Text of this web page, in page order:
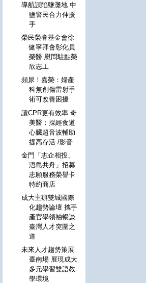
導航誤陷鹽灘地 中
鹽警民合力伸援
手
榮民榮眷基金會徐
健寧拜會彰化員
榮醫 慰問駐點榮
欣志工
頻尿！嘉榮：婦產
科無創傷雷射手
術可改善困擾
讓CPR更有效率 奇
美醫：採經食道
心臟超音波輔助
提高存活 /影音
金門「志企相投、
浯島共舟」招募
志願服務榮譽卡
特約商店
成大主辦雙城國際
化趨勢論壇 攜手
產官學領袖暢談
臺灣人才突圍之
道
未來人才趨勢策展
臺南場 展現成大
多元學習雙語教
學環境